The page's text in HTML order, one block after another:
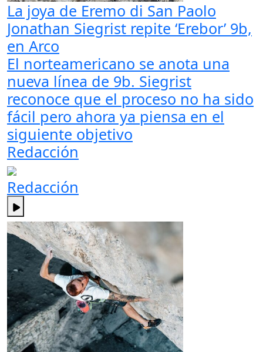
La joya de Eremo di San Paolo
Jonathan Siegrist repite ‘Erebor’ 9b,
en Arco
El norteamericano se anota una
nueva línea de 9b. Siegrist
reconoce que el proceso no ha sido
fácil pero ahora ya piensa en el
siguiente objetivo
Redacción
Redacción